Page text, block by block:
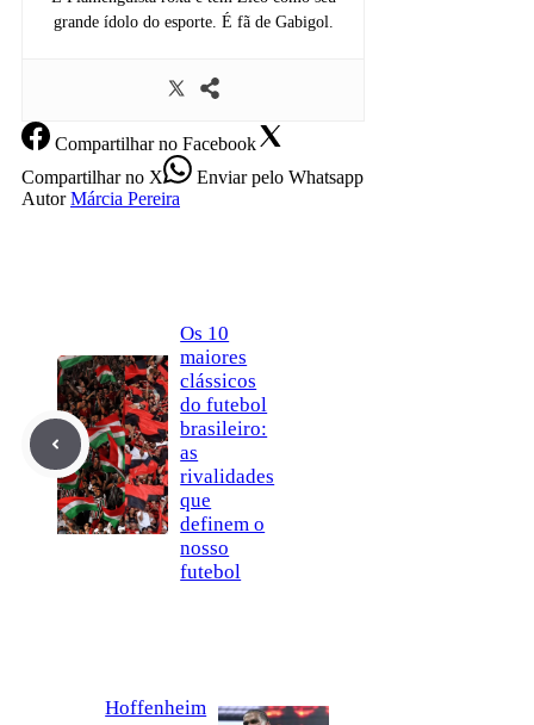
grande ídolo do esporte. É fã de Gabigol.
Compartilharno Facebook
Compartilharno X Enviarpelo Whatsapp
Autor Márcia Pereira
Os 10
maiores
clássicos
do futebol
brasileiro:
as
rivalidades
que
definem o
nosso
futebol
Hoffenheim